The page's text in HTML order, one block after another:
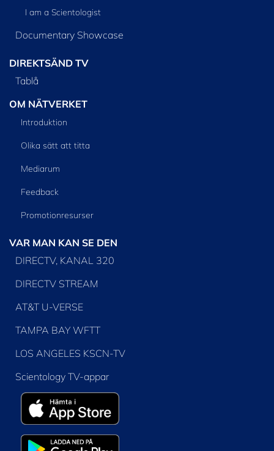
I am a Scientologist
Documentary Showcase
DIREKTSÄND TV
Tablå
OM NÄTVERKET
Introduktion
Olika sätt att titta
Mediarum
Feedback
Promotionresurser
VAR MAN KAN SE DEN
DIRECTV, KANAL 320
DIRECTV STREAM
AT&T U-VERSE
TAMPA BAY WFTT
LOS ANGELES KSCN-TV
Scientology TV-appar